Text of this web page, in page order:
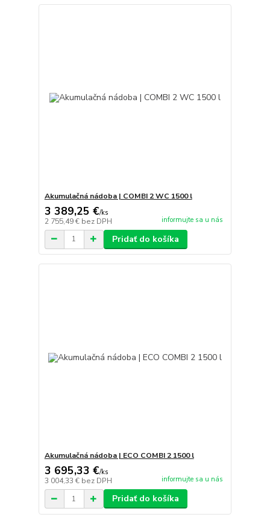
Akumulačná nádoba | COMBI 2 WC 1500 l
3 389,25 €/ks
2 755,49 € bez DPH informujte sa u nás
Pridať do košíka
Akumulačná nádoba | ECO COMBI 2 1500 l
3 695,33 €/ks
3 004,33 € bez DPH informujte sa u nás
Pridať do košíka